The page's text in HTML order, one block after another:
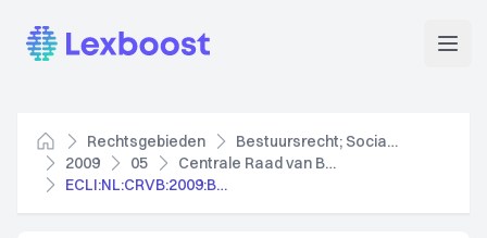
Lexboost
Home
Rechtsgebieden
Bestuursrecht; Socialezekerheidsrecht
2009
05
Centrale Raad van Beroep
ECLI:NL:CRVB:2009:BI4845